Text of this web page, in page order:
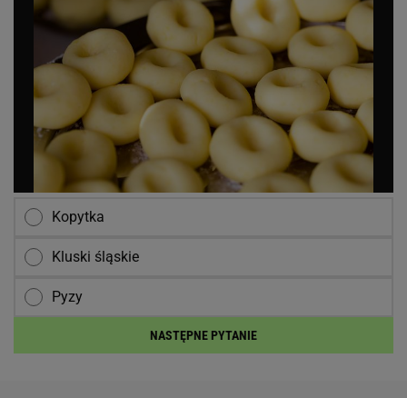
Kopytka
Kluski śląskie
Pyzy
NASTĘPNE PYTANIE